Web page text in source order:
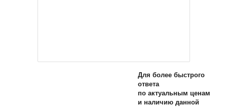
Для более быстрого
ответа
по актуальным ценам
и наличию данной